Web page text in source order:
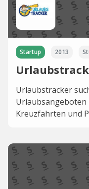
Startup 2013
Urlaubstracker
Urlaubsangeboten
Kreuzfahrten und